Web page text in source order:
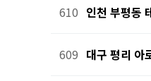
610 인천 부평동
609 대구 평리 아